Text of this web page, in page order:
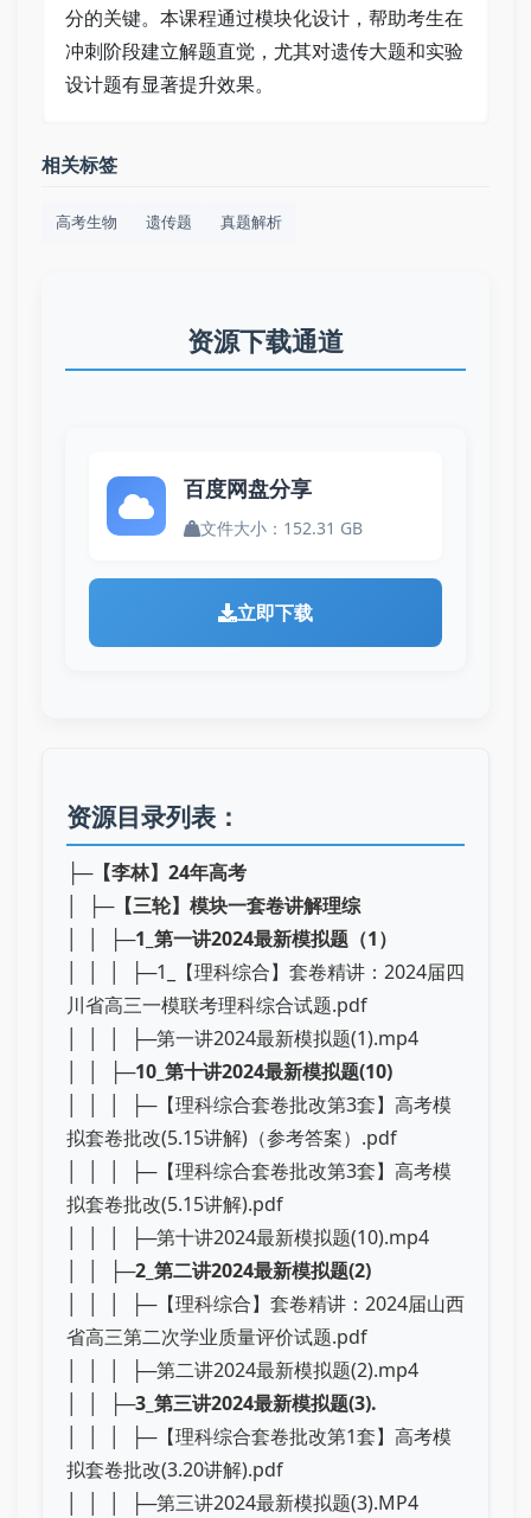
分的关键。本课程通过模块化设计，帮助考生在
冲刺阶段建立解题直觉，尤其对遗传大题和实验
设计题有显著提升效果。
相关标签
高考生物 遗传题 真题解析
资源下载通道
百度网盘分享
文件大小：152.31 GB
立即下载
资源目录列表：
├─【李林】24年高考
│ ├─【三轮】模块一套卷讲解理综
│ │ ├─1_第一讲2024最新模拟题（1）
│ │ │ ├─1_【理科综合】套卷精讲：2024届四
川省高三一模联考理科综合试题.pdf
│ │ │ ├─第一讲2024最新模拟题(1).mp4
│ │ ├─10_第十讲2024最新模拟题(10)
│ │ │ ├─【理科综合套卷批改第3套】高考模
拟套卷批改(5.15讲解)（参考答案）.pdf
│ │ │ ├─【理科综合套卷批改第3套】高考模
拟套卷批改(5.15讲解).pdf
│ │ │ ├─第十讲2024最新模拟题(10).mp4
│ │ ├─2_第二讲2024最新模拟题(2)
│ │ │ ├─【理科综合】套卷精讲：2024届山西
省高三第二次学业质量评价试题.pdf
│ │ │ ├─第二讲2024最新模拟题(2).mp4
│ │ ├─3_第三讲2024最新模拟题(3).
│ │ │ ├─【理科综合套卷批改第1套】高考模
拟套卷批改(3.20讲解).pdf
│ │ │ ├─第三讲2024最新模拟题(3).MP4